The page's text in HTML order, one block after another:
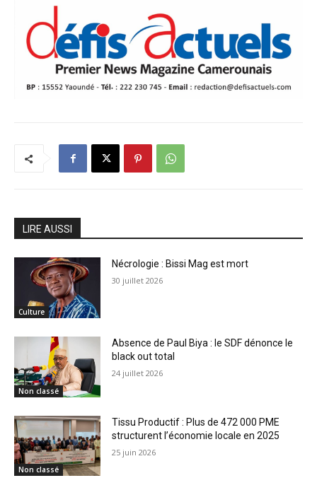
LIRE AUSSI
Culture
Nécrologie : Bissi Mag est mort
30 juillet 2026
Non classé
Absence de Paul Biya : le SDF dénonce le
black out total
24 juillet 2026
Non classé
Tissu Productif : Plus de 472 000 PME
structurent l’économie locale en 2025
25 juin 2026